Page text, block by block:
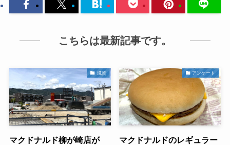
こちらは最新記事です。
滋賀
マクドナルド柳が崎店が
アンケート
マクドナルドのレギュラー